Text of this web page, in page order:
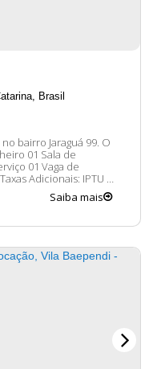
Brasil
bairro Jaraguá 99. O
01 Vaga de
felizes em lhe
Saiba mais